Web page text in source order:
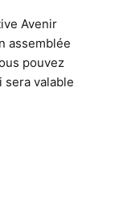
Avenir
assemblée
pouvez
valable